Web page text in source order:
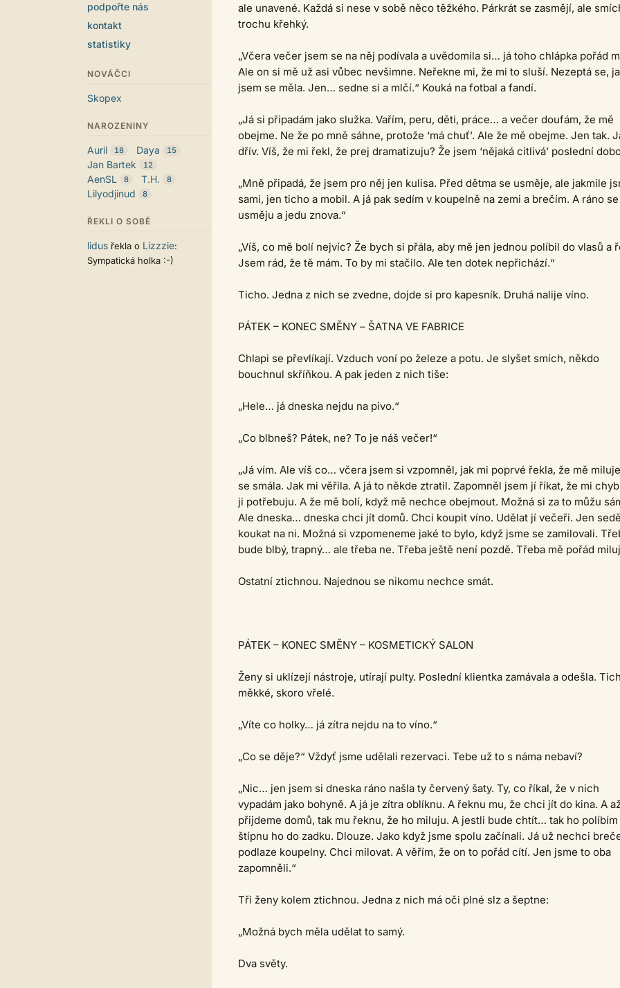
podpořte nás
kontakt
statistiky
NOVÁČCI
Skopex
NAROZENINY
Auril 18 Daya 15
Jan Bartek 12
AenSL 8 T.H. 8
Lilyodjinud 8
ŘEKLI O SOBĚ
lidus řekla o Lizzzie:
Sympatická holka :-)
ale unavené. Každá si nese v sobě něco těžkého. Párkrát se zasmějí, ale
trochu křehký.
„Včera večer jsem se na něj podívala a uvědomila si… já toho chlápka pořád
Ale on si mě už asi vůbec nevšimne. Neřekne mi, že mi to sluší. Nezeptá se,
jsem se měla. Jen… sedne si a mlčí.“ Kouká na fotbal a fandí.
„Já si připadám jako služka. Vařím, peru, děti, práce… a večer doufám, že mě
obejme. Ne že po mně sáhne, protože ‘má chuť’. Ale že mě obejme. Jen tak.
dřív. Víš, že mi řekl, že prej dramatizuju? Že jsem ‘nějaká citlivá’ poslední
„Mně připadá, že jsem pro něj jen kulisa. Před dětma se usměje, ale jakmile
sami, jen ticho a mobil. A já pak sedím v koupelně na zemi a brečím. A ráno se
usměju a jedu znova.“
„Víš, co mě bolí nejvíc? Že bych si přála, aby mě jen jednou políbil do vlasů a
Jsem rád, že tě mám. To by mi stačilo. Ale ten dotek nepřichází.“
Ticho. Jedna z nich se zvedne, dojde si pro kapesník. Druhá nalije víno.
PÁTEK – KONEC SMĚNY – ŠATNA VE FABRICE
Chlapi se převlíkají. Vzduch voní po železe a potu. Je slyšet smích, někdo
bouchnul skříňkou. A pak jeden z nich tiše:
„Hele… já dneska nejdu na pivo.“
„Co blbneš? Pátek, ne? To je náš večer!“
„Já vím. Ale víš co… včera jsem si vzpomněl, jak mi poprvé řekla, že mě
se smála. Jak mi věřila. A já to někde ztratil. Zapomněl jsem jí říkat, že mi
ji potřebuju. A že mě bolí, když mě nechce obejmout. Možná si za to můžu
Ale dneska… dneska chci jít domů. Chci koupit víno. Udělat jí večeři. Jen
koukat na ni. Možná si vzpomeneme jaké to bylo, když jsme se zamilovali.
bude blbý, trapný… ale třeba ne. Třeba ještě není pozdě. Třeba mě pořád
Ostatní ztichnou. Najednou se nikomu nechce smát.
PÁTEK – KONEC SMĚNY – KOSMETICKÝ SALON
Ženy si uklízejí nástroje, utírají pulty. Poslední klientka zamávala a odešla.
měkké, skoro vřelé.
„Víte co holky… já zítra nejdu na to víno.“
„Co se děje?“ Vždyť jsme udělali rezervaci. Tebe už to s náma nebaví?
„Nic… jen jsem si dneska ráno našla ty červený šaty. Ty, co říkal, že v nich
vypadám jako bohyně. A já je zítra oblíknu. A řeknu mu, že chci jít do kina. A
přijdeme domů, tak mu řeknu, že ho miluju. A jestli bude chtít… tak ho políbím
štípnu ho do zadku. Dlouze. Jako když jsme spolu začínali. Já už nechci
podlaze koupelny. Chci milovat. A věřím, že on to pořád cítí. Jen jsme to oba
zapomněli.“
Tři ženy kolem ztichnou. Jedna z nich má oči plné slz a šeptne:
„Možná bych měla udělat to samý.
Dva světy.